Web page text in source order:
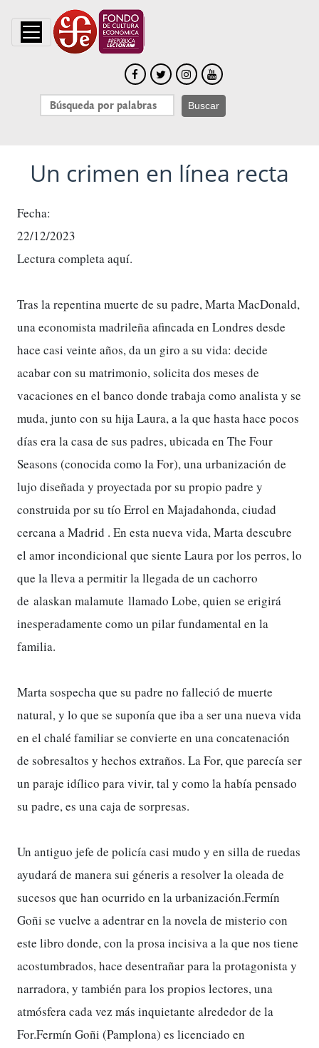
Buscar
Notas de prensa Un crimen en línea recta
Un crimen en línea recta
Fecha:
22/12/2023
Lectura completaaquí.
Tras la repentina muerte de su padre, Marta MacDonald,
una economista madrileña afincada en Londres desde
hace casi veinte años, da un giro a su vida: decide
acabar con su matrimonio, solicita dos meses de
vacaciones en el banco donde trabaja como analista y se
muda, junto con su hija Laura, a la que hasta hace pocos
días era la casa de sus padres, ubicada en The Four
Seasons (conocida como la For), una urbanización de
lujo diseñada y proyectada por su propio padre y
construida por su tío Errol en Majadahonda, ciudad
cercana a Madrid . En esta nueva vida, Marta descubre
el amor incondicional que siente Laura por los perros, lo
que la lleva a permitir la llegada de un cachorro
de alaskan malamute llamado Lobe, quien se erigirá
inesperadamente como un pilar fundamental en la
familia.
Marta sospecha que su padre no falleció de muerte
natural, y lo que se suponía que iba a ser una nueva vida
en el chalé familiar se convierte en una concatenación
de sobresaltos y hechos extraños. La For, que parecía ser
un paraje idílico para vivir, tal y como la había pensado
su padre, es una caja de sorpresas.
Un antiguo jefe de policía casi mudo y en silla de ruedas
ayudará de manera sui géneris a resolver la oleada de
sucesos que han ocurrido en la urbanización.Fermín
Goñi se vuelve a adentrar en la novela de misterio con
este libro donde, con la prosa incisiva a la que nos tiene
acostumbrados, hace desentrañar para la protagonista y
narradora, y también para los propios lectores, una
atmósfera cada vez más inquietante alrededor de la
For.Fermín Goñi (Pamplona) es licenciado en